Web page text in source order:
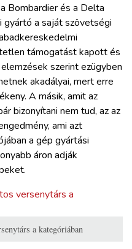
Bombardier és a Delta
gyártó a saját szövetségi
támogatást kapott és
szerint ezügyben
akadályai, mert erre
A másik, amit az
bizonyítani nem tud, az az
ami azt
a gép gyártási
áron adják
a kategóriában